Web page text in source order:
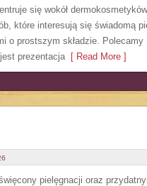
się wokół
które interesują się świadomą
o prostszym składzie. Polecamy
prezentacja[ Read More ]
pielęgnacji oraz